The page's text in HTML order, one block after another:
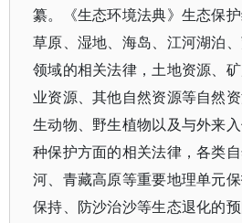
纂。《生态环境法典》生态保护
草原、湿地、海岛、江河湖泊
领域的相关法律，土地资源、
业资源、其他自然资源等自然
生动物、野生植物以及与外来
种保护方面的相关法律，各类
河、青藏高原等重要地理单元
保持、防沙治沙等生态退化的